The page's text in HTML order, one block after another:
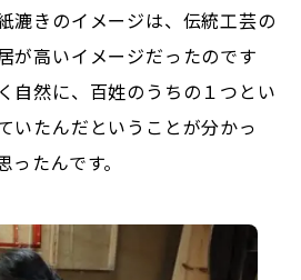
漉きのイメージは、伝統工芸の
が高いイメージだったのです
自然に、百姓のうちの１つとい
いたんだということが分かっ
たんです。